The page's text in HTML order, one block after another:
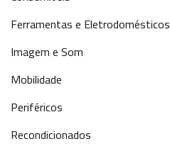
Ferramentas e Eletrodomésticos
Imagem e Som
Mobilidade
Periféricos
Recondicionados